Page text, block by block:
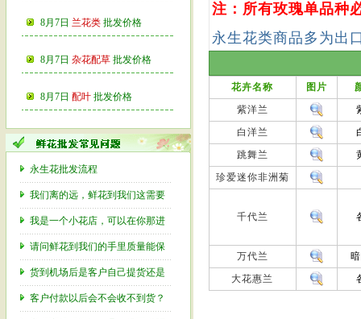
8月7日 兰花类 批发价格
8月7日 杂花配草 批发价格
8月7日 配叶 批发价格
永生花批发流程
我们离的远，鲜花到我们这需要
我是一个小花店，可以在你那进
请问鲜花到我们的手里质量能保
货到机场后是客户自己提货还是
客户付款以后会不会收不到货？
注：所有玫瑰单品种
永生花类商品多为出
花卉名称 图片
紫洋兰
白洋兰
跳舞兰
珍爱迷你非洲菊
千代兰
万代兰
大花惠兰